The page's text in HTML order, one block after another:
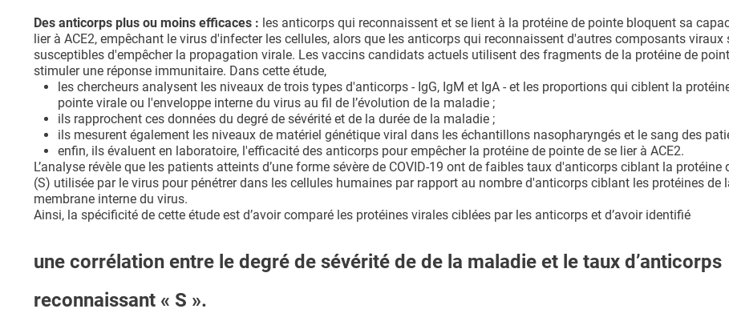
Des anticorps plus ou moins efficaces : les anticorps qui reconnaissent et se lient à la protéine de pointe bloquent sa
lier à ACE2, empêchant le virus d'infecter les cellules, alors que les anticorps qui reconnaissent d'autres composants viraux
susceptibles d'empêcher la propagation virale. Les vaccins candidats actuels utilisent des fragments de la protéine de
stimuler une réponse immunitaire. Dans cette étude,
les chercheurs analysent les niveaux de trois types d'anticorps - IgG, IgM et IgA - et les proportions qui ciblent la
pointe virale ou l'enveloppe interne du virus au fil de l’évolution de la maladie ;
ils rapprochent ces données du degré de sévérité et de la durée de la maladie ;
ils mesurent également les niveaux de matériel génétique viral dans les échantillons nasopharyngés et le sang des
enfin, ils évaluent en laboratoire, l'efficacité des anticorps pour empêcher la protéine de pointe de se lier à ACE2.
L’analyse révèle que les patients atteints d’une forme sévère de COVID-19 ont de faibles taux d'anticorps ciblant la protéine
(S) utilisée par le virus pour pénétrer dans les cellules humaines par rapport au nombre d'anticorps ciblant les protéines de
membrane interne du virus.
Ainsi, la spécificité de cette étude est d’avoir comparé les protéines virales ciblées par les anticorps et d’avoir identifié
une corrélation entre le degré de sévérité de de la maladie et le taux d’anticorps
reconnaissant « S ».